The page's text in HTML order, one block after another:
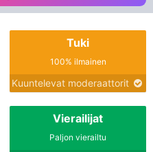
Tuki
100% ilmainen
Kuuntelevat moderaattorit
Vierailijat
Paljon vierailtu